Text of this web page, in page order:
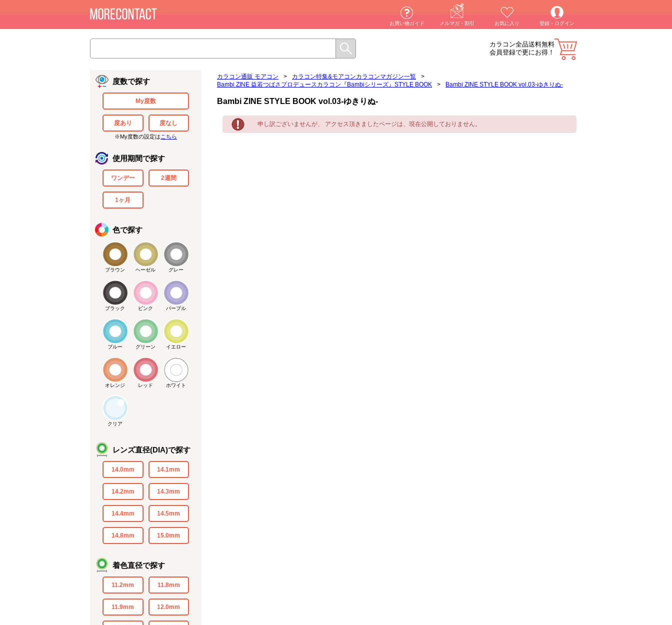
お買い物ガイド メルマガ・割引 お気に入り 登録・ログイン
カラコン全品送料無料
会員登録で更にお得！
度数で探す
My度数
度あり 度なし
※My度数の設定は こちら
使用期間で探す
ワンデー 2週間
1ヶ月
色で探す
ブラウン ヘーゼル グレー
ブラック ピンク パープル
ブルー グリーン イエロー
オレンジ レッド ホワイト
クリア
レンズ直径(DIA)で探す
14.0mm 14.1mm
14.2mm 14.3mm
14.4mm 14.5mm
14.8mm 15.0mm
着色直径で探す
11.2mm 11.8mm
11.9mm 12.0mm
カラコン通販 モアコン > カラコン特集&モアコンカラコンマガジン一覧
>
Bambi ZINE 益若つばさプロデュースカラコン『Bambiシリーズ』STYLE BOOK
> Bambi ZINE STYLE BOOK vol.03-ゆきりぬ-
Bambi ZINE STYLE BOOK vol.03-ゆきりぬ-
申し訳ございませんが、 アクセス頂きましたページは、現在公開しておりません。